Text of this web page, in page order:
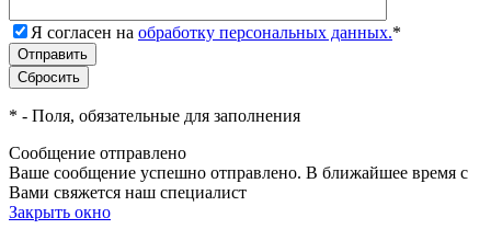
Я согласен на обработку персональных данных.*
* - Поля, обязательные для заполнения
Сообщение отправлено
Ваше сообщение успешно отправлено. В ближайшее время с
Вами свяжется наш специалист
Закрыть окно